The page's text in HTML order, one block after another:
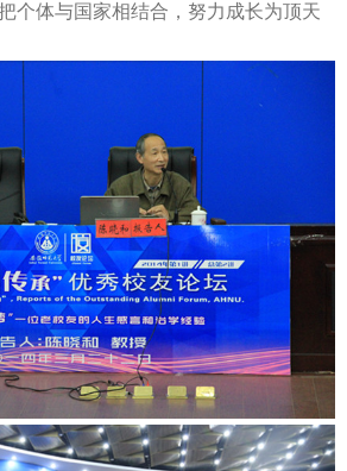
个体与国家相结合，努力成长为顶天